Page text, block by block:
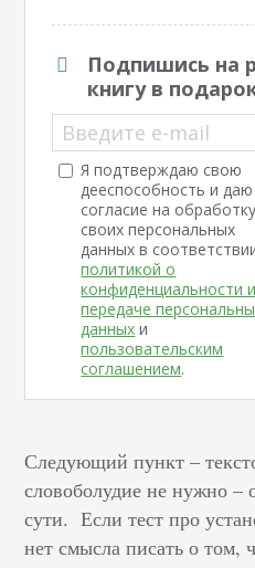
Подпишись на
книгу в
Введите e-mail
Я подтверждаю свою
дееспособность и даю
согласие на обработку
своих персональных
данных в
политикой о
конфиденциальности и
передаче
данных и
пользовательским
соглашением.
Следующий пункт –
словоболудие не нужно –
сути. Если тест про
нет смысла писать о том,